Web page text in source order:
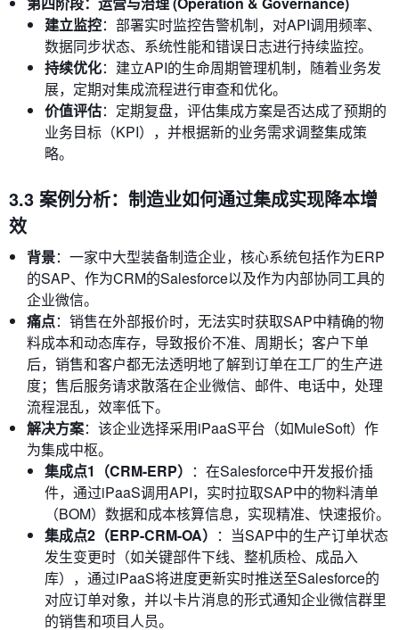
建立监控：部署实时监控告警机制，对API调用频率、
数据同步状态、系统性能和错误日志进行持续监控。
持续优化：建立API的生命周期管理机制，随着业务发
展，定期对集成流程进行审查和优化。
价值评估：定期复盘，评估集成方案是否达成了预期的
业务目标（KPI），并根据新的业务需求调整集成策
略。
3.3 案例分析：制造业如何通过集成实现降本增
效
背景：一家中大型装备制造企业，核心系统包括作为ERP
的SAP、作为CRM的Salesforce以及作为内部协同工具的
企业微信。
痛点：销售在外部报价时，无法实时获取SAP中精确的物
料成本和动态库存，导致报价不准、周期长；客户下单
后，销售和客户都无法透明地了解到订单在工厂的生产进
度；售后服务请求散落在企业微信、邮件、电话中，处理
流程混乱，效率低下。
解决方案：该企业选择采用iPaaS平台（如MuleSoft）作
为集成中枢。
集成点1（CRM-ERP） ：在Salesforce中开发报价插
件，通过iPaaS调用API，实时拉取SAP中的物料清单
（BOM）数据和成本核算信息，实现精准、快速报价。
集成点2（ERP-CRM-OA） ：当SAP中的生产订单状态
发生变更时（如关键部件下线、整机质检、成品入
库），通过iPaaS将进度更新实时推送至Salesforce的
对应订单对象，并以卡片消息的形式通知企业微信群里
的销售和项目人员。